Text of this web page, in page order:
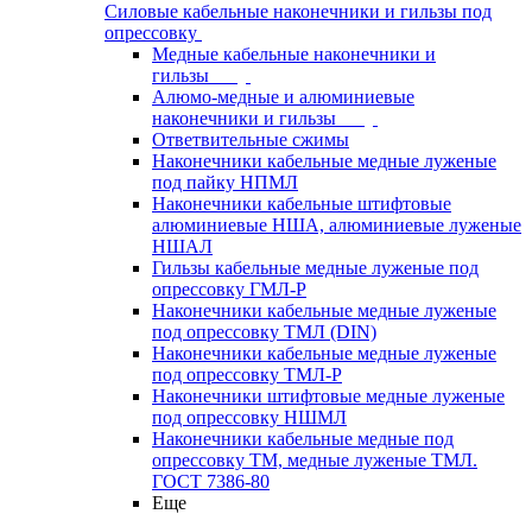
Силовые кабельные наконечники и гильзы под
опрессовку
Медные кабельные наконечники и
гильзы
Алюмо-медные и алюминиевые
наконечники и гильзы
Ответвительные сжимы
Наконечники кабельные медные луженые
под пайку НПМЛ
Наконечники кабельные штифтовые
алюминиевые НША, алюминиевые луженые
НШАЛ
Гильзы кабельные медные луженые под
опрессовку ГМЛ-Р
Наконечники кабельные медные луженые
под опрессовку ТМЛ (DIN)
Наконечники кабельные медные луженые
под опрессовку ТМЛ-Р
Наконечники штифтовые медные луженые
под опрессовку НШМЛ
Наконечники кабельные медные под
опрессовку ТМ, медные луженые ТМЛ.
ГОСТ 7386-80
Еще